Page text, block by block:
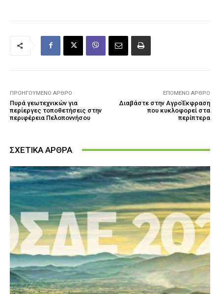
ΠΡΟΗΓΟΎΜΕΝΟ ΆΡΘΡΟ
Πυρά γεωτεχνικών για
περίεργες τοποθετήσεις στην
περιφέρεια Πελοποννήσου
ΕΠΌΜΕΝΟ ΆΡΘΡΟ
Διαβάστε στην ΑγροΈκφραση
που κυκλοφορεί στα
περίπτερα
ΣΧΕΤΙΚΑ ΑΡΘΡΑ